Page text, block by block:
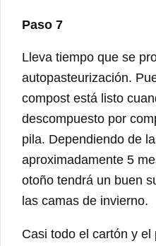
Paso 7
Lleva tiempo que se
autopasteurización.
compost está listo
descompuesto por
pila. Dependiendo de
aproximadamente 5
otoño tendrá un buen
las camas de invierno.
Casi todo el cartón y